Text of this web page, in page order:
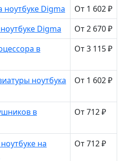
Digma
От 1 602 ₽
Digma
От 2 670 ₽
в
От 3 115 ₽
ноутбука
От 1 602 ₽
в
От 712 ₽
на
От 712 ₽